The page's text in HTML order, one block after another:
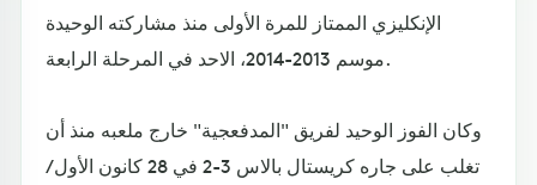
الإنكليزي الممتاز للمرة الأولى منذ مشاركته الوحيدة
موسم 2013-2014، الاحد في المرحلة الرابعة.
وكان الفوز الوحيد لفريق "المدفعجية" خارج ملعبه منذ أن
تغلب على جاره كريستال بالاس 3-2 في 28 كانون الأول/